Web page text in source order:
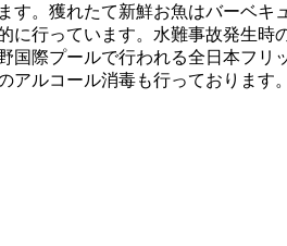
。獲れたて新鮮お魚はバーベ
行っています。水難事故発生時
際プールで行われる全日本フリ
ルコール消毒も行っております。